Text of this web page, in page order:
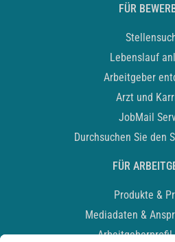
FÜR
Lebenslauf
Arbeitgeber
Arzt und
JobMail
Durchsuchen Sie den
FÜR
Produkte &
Mediadaten &
Arbeitgeberprofil